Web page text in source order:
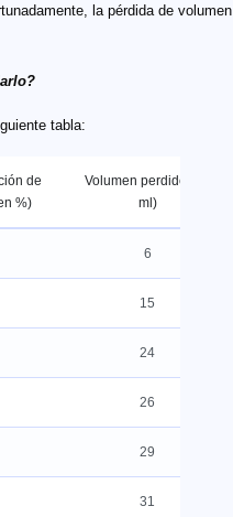
la pérdida de volumen
tabla:
de
%)
Volumen perdido (en
ml)
6
15
24
26
29
31